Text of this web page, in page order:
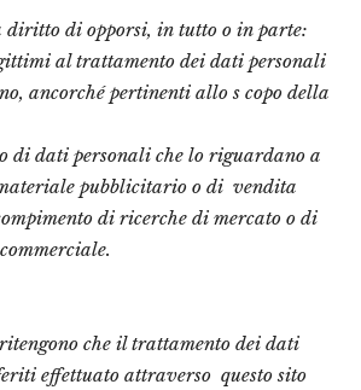
diritto di opporsi, in tutto o in parte:
al trattamento dei dati personali
ancorché pertinenti allo s copo della
di dati personali che lo riguardano a
pubblicitario o di vendita
di ricerche di mercato o di
che il trattamento dei dati
effettuato attraverso questo sito